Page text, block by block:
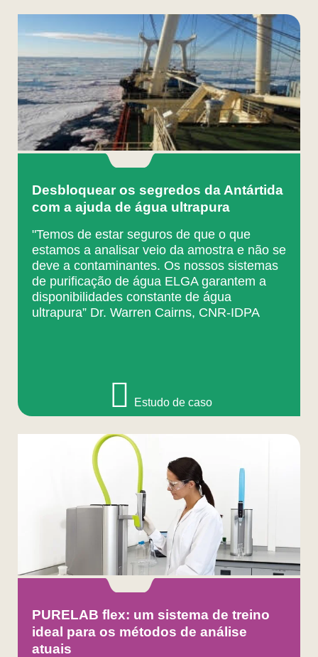
Desbloquear os segredos da Antártida
com a ajuda de água ultrapura
"Temos de estar seguros de que o que
estamos a analisar veio da amostra e não se
deve a contaminantes. Os nossos sistemas
de purificação de água ELGA garantem a
disponibilidades constante de água
ultrapura” Dr. Warren Cairns, CNR-IDPA
Estudo de caso
PURELAB flex: um sistema de treino
ideal para os métodos de análise
atuais